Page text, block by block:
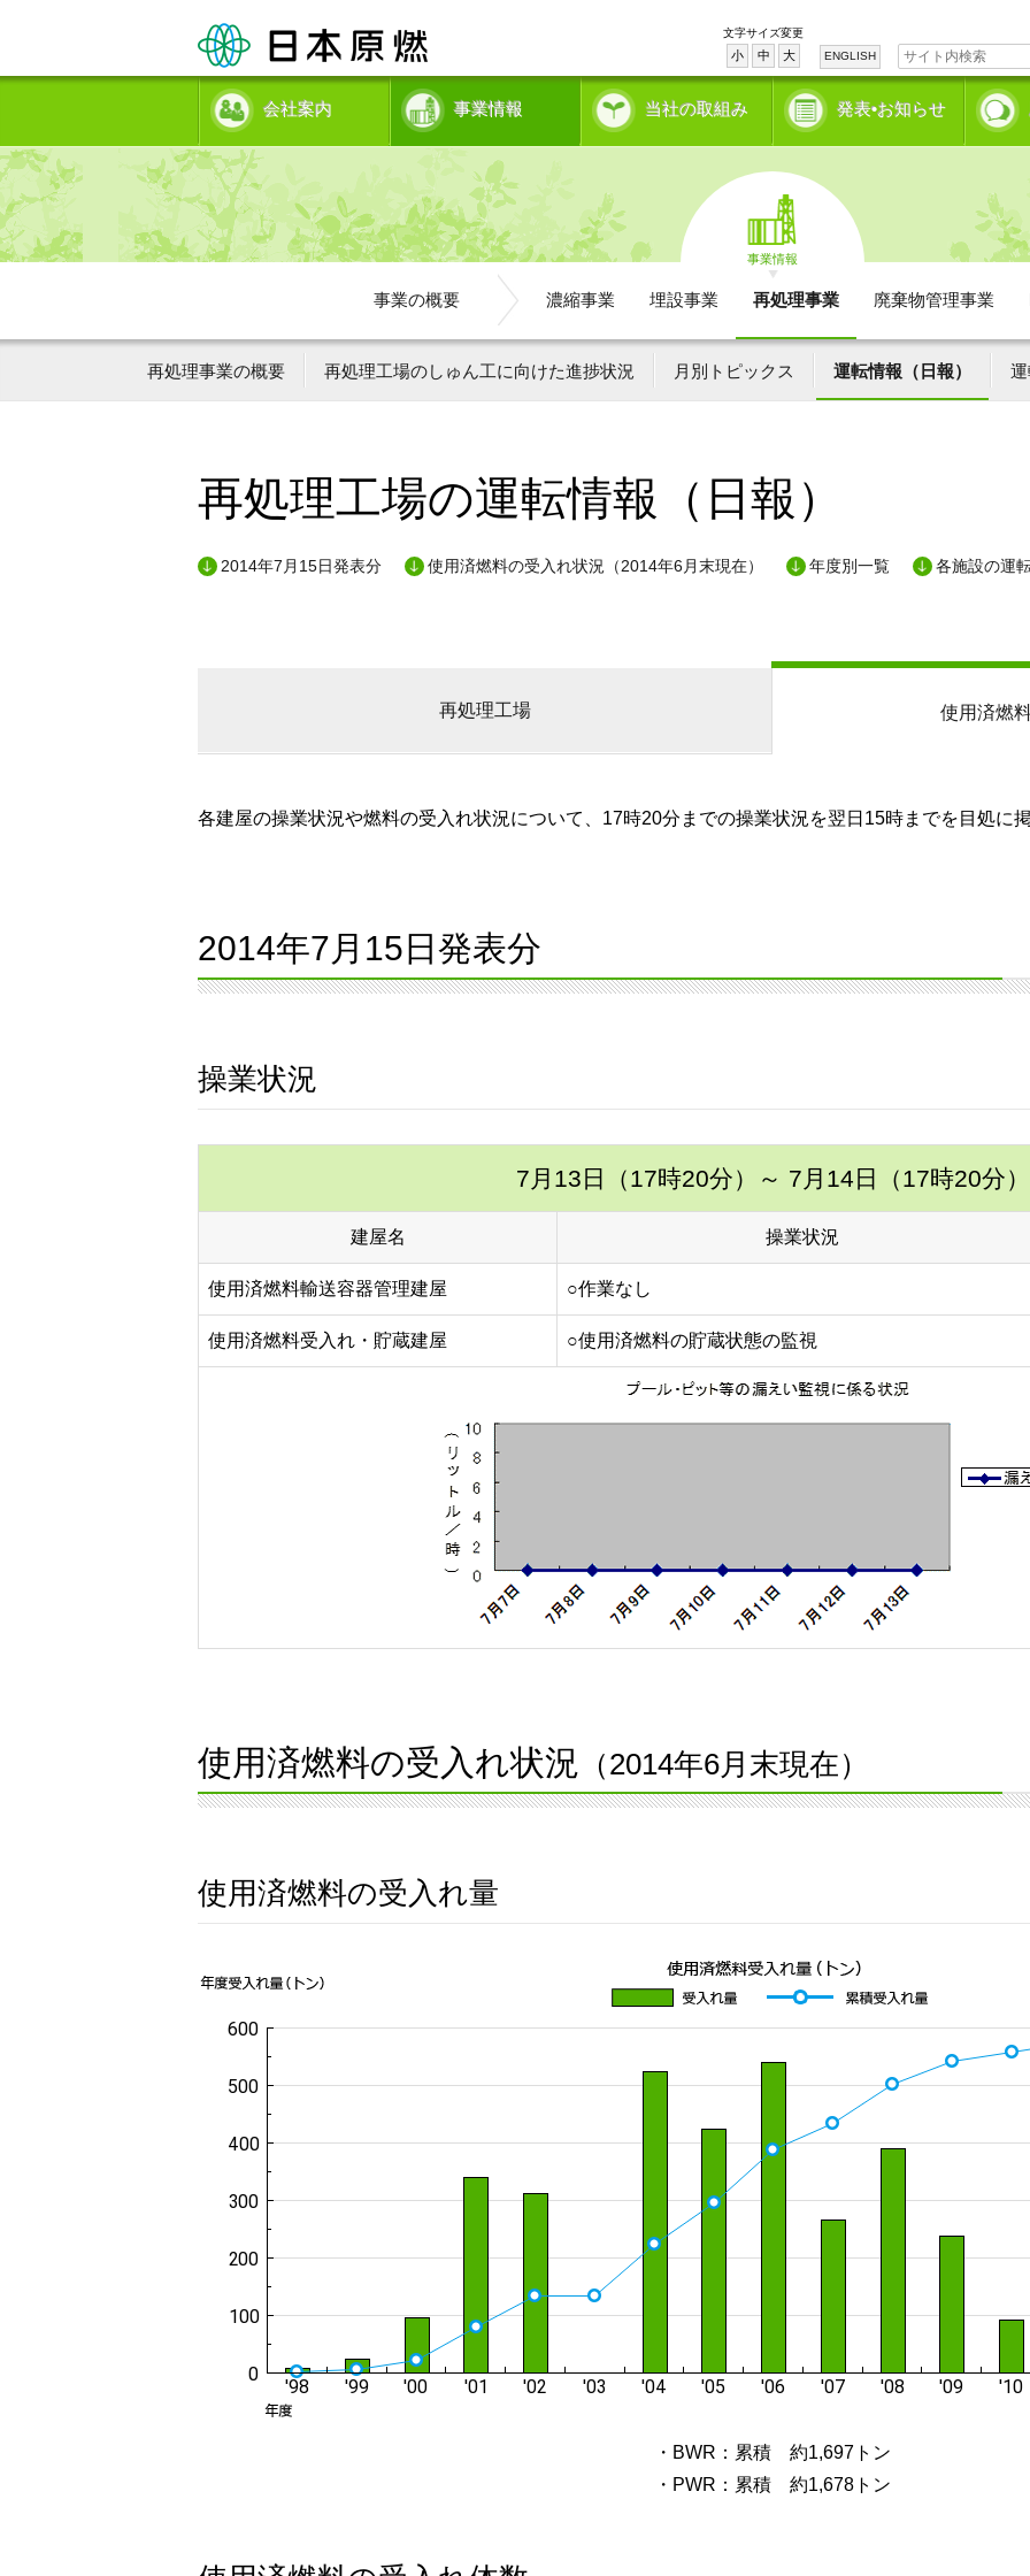
文字サイズ変更
小 中 大 ENGLISH
会社案内 事業情報 当社の取組み 発表•お知らせ
事業情報
事業の概要 濃縮事業 埋設事業 再処理事業 廃棄物管理事業
再処理事業の概要 再処理工場のしゅん工に向けた進捗状況 月別トピックス 運転情報（日報） 運
再処理工場の運転情報（日報）
2014年7月15日発表分 使用済燃料の受入れ状況（2014年6月末現在） 年度別一覧 各施設の運
再処理工場 使用済燃
各建屋の操業状況や燃料の受入れ状況について、17時20分までの操業状況を翌日15時までを目処に掲
2014年7月15日発表分
操業状況
7月13日（17時20分） ～ 7月14日（17時20分）
建屋名 操業状況
使用済燃料輸送容器管理建屋 ○作業なし
使用済燃料受入れ・貯蔵建屋 ○使用済燃料の貯蔵状態の監視
使用済燃料の受入れ状況 （2014年6月末現在）
使用済燃料の受入れ量
・BWR：累積 約1,697トン
・PWR：累積 約1,678トン